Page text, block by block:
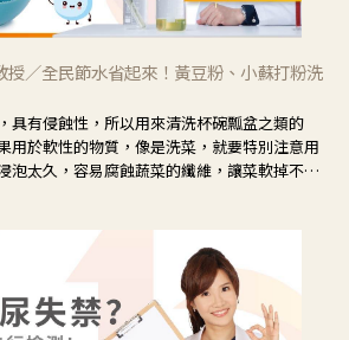
授／全民節水省起來！黃豆粉、小蘇打粉洗
具有侵蝕性，所以用來清洗杯碗瓢盆之類的
用於軟性的物質，像是洗菜，就要特別注意用
泡太久，容易腐蝕蔬菜的纖維，讓菜軟掉不清